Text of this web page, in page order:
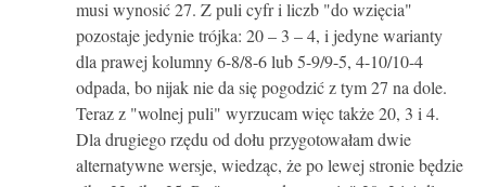
musi wynosić 27. Z puli cyfr i liczb "do wzięcia"
pozostaje jedynie trójka: 20 – 3 – 4, i jedyne warianty
dla prawej kolumny 6-8/8-6 lub 5-9/9-5, 4-10/10-4
odpada, bo nijak nie da się pogodzić z tym 27 na dole.
Teraz z "wolnej puli" wyrzucam więc także 20, 3 i 4.
Dla drugiego rzędu od dołu przygotowałam dwie
alternatywne wersje, wiedząc, że po lewej stronie będzie